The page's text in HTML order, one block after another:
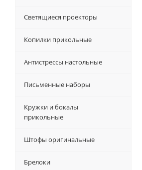
Светящиеся проекторы
Копилки прикольные
Антистрессы настольные
Письменные наборы
Кружки и бокалы
прикольные
Штофы оригинальные
Брелоки